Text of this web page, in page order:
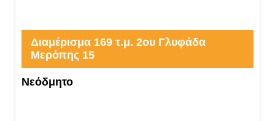
Διαμέρισμα 169 τ.μ. 2ου Γλυφάδα
Μερόπης 15
Νεόδμητο